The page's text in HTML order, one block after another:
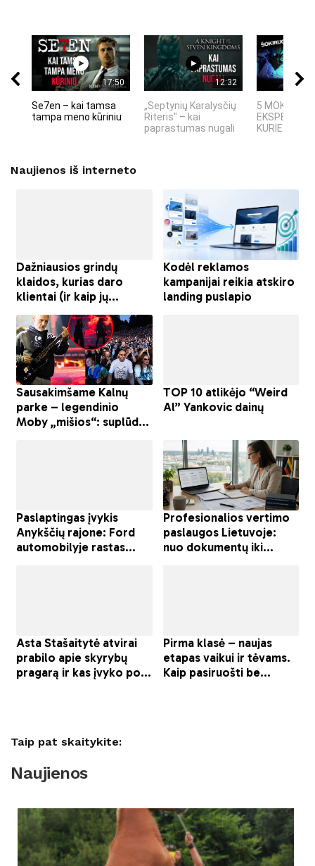
17:50
Se7en – kai tamsa
tampa meno kūriniu
12:32
„Septynių Karalysčių
Riteris" – kai
paprastumas nugali
5 MOKSLINIAI
KURIE
Naujienos iš interneto
Taip pat skaitykite:
Naujienos